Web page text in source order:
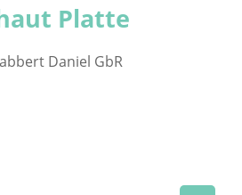
Platte
Daniel GbR